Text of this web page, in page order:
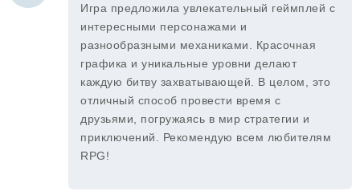
Игра предложила увлекательный геймплей с
интересными персонажами и
разнообразными механиками. Красочная
графика и уникальные уровни делают
каждую битву захватывающей. В целом, это
отличный способ провести время с
друзьями, погружаясь в мир стратегии и
приключений. Рекомендую всем любителям
RPG!